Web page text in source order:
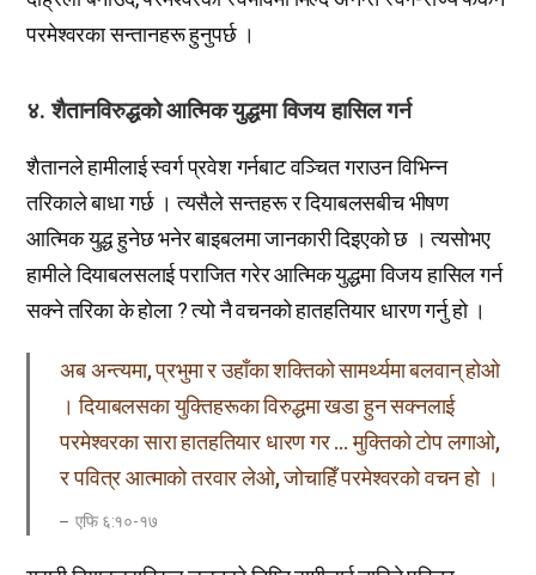
परमेश्वरका सन्तानहरू हुनुपर्छ ।
४. शैतानविरुद्धको आत्मिक युद्धमा विजय हासिल गर्न
शैतानले हामीलाई स्वर्ग प्रवेश गर्नबाट वञ्चित गराउन विभिन्न
तरिकाले बाधा गर्छ । त्यसैले सन्तहरू र दियाबलसबीच भीषण
आत्मिक युद्ध हुनेछ भनेर बाइबलमा जानकारी दिइएको छ । त्यसोभए
हामीले दियाबलसलाई पराजित गरेर आत्मिक युद्धमा विजय हासिल गर्न
सक्ने तरिका के होला ? त्यो नै वचनको हातहतियार धारण गर्नु हो ।
​अब अन्त्यमा, प्रभुमा र उहाँका शक्तिको सामर्थ्यमा बलवान् होओ
। दियाबलसका युक्तिहरूका विरुद्धमा खडा हुन सक्नलाई
परमेश्वरका सारा हातहतियार धारण गर … मुक्तिको टोप लगाओ,
र पवित्र आत्माको तरवार लेओ, जोचाहिँ परमेश्वरको वचन हो ।
एफि ६:१०-१७